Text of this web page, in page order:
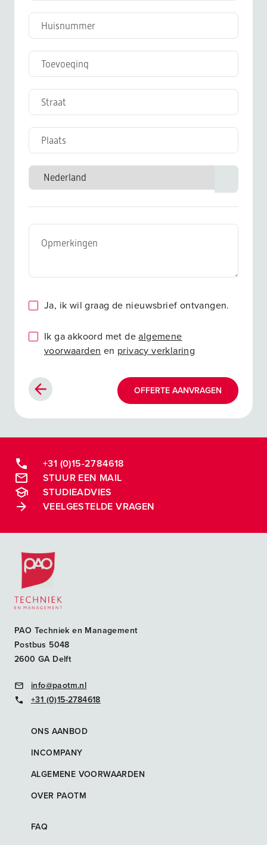
Ja, ik wil graag de nieuwsbrief ontvangen.
Ik ga akkoord met dealgemene
voorwaarden en privacy verklaring
OFFERTE AANVRAGEN
+31 (0)15-2784618
STUUR EEN MAIL
STUDIEADVIES
VEELGESTELDE VRAGEN
Postacademische cursussen, leergangen en opleidingen
PAO Techniek en Management
Postbus 5048
2600 GA Delft
info@paotm.nl
+31 (0)15-2784618
ONS AANBOD
INCOMPANY
ALGEMENE VOORWAARDEN
OVER PAOTM
FAQ